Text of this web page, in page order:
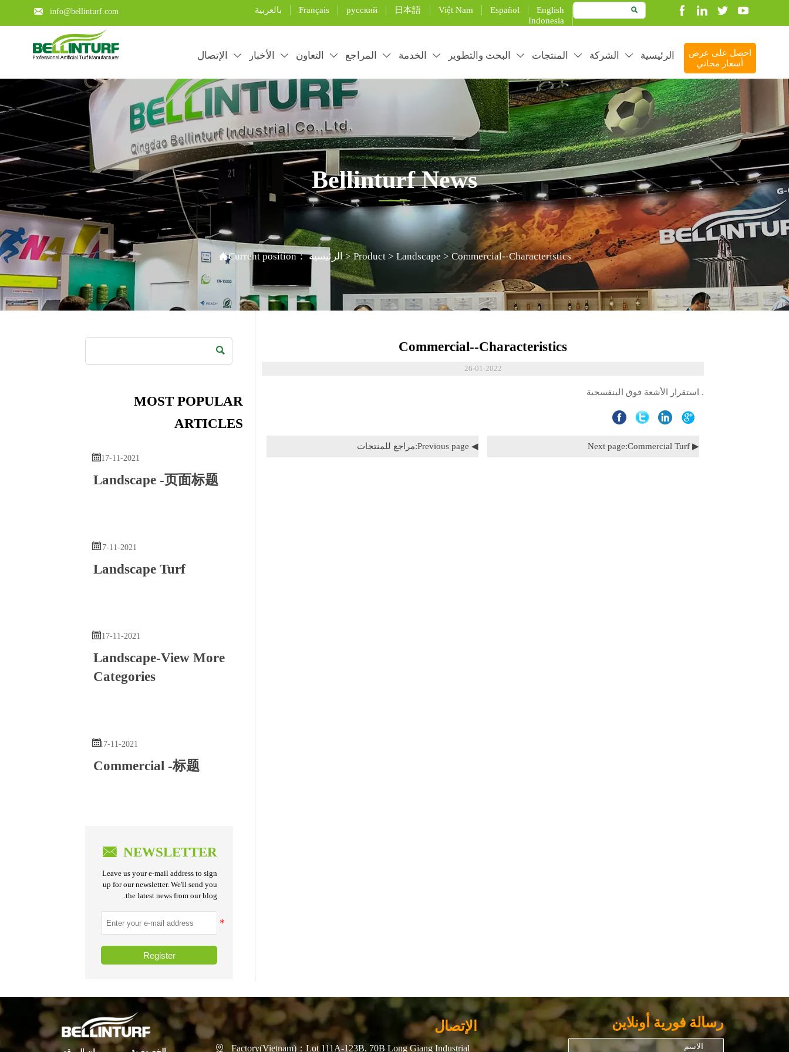
 info@bellinturf.com بالعربية Français русский 日本語 Việt Nam Español
English
Indonesia

الإتصال  الأخبار  التعاون  المراجع  الخدمة  البحث والتطوير  المنتجات  الشركة  الرئيسية
احصل على عرض
أسعار مجاني
Bellinturf News
Learn about the key points of artificial grass installation and maintenance, and use the product better to create more value
Current position：الرئيسية>Product >Landscape >Commercial--Characteristics

MOST POPULAR
ARTICLES
17-11-2021
Landscape -页面标题
17-11-2021
Landscape Turf
17-11-2021
Landscape-View More
Categories
17-11-2021
Commercial -标题
 NEWSLETTER
Leave us your e-mail address to sign
up for our newsletter. We'll send you
the latest news from our blog.
Register
Commercial--Characteristics
26-01-2022
. استقرار الأشعة فوق البنفسجية
◀ Previous page: مراجع للمنتجات ▶ Next page:
Commercial Turf
الإتصال
 Factory(Vietnam)：Lot 111A-123B, 70B Long Giang Industrial
رسالة فورية أونلاين